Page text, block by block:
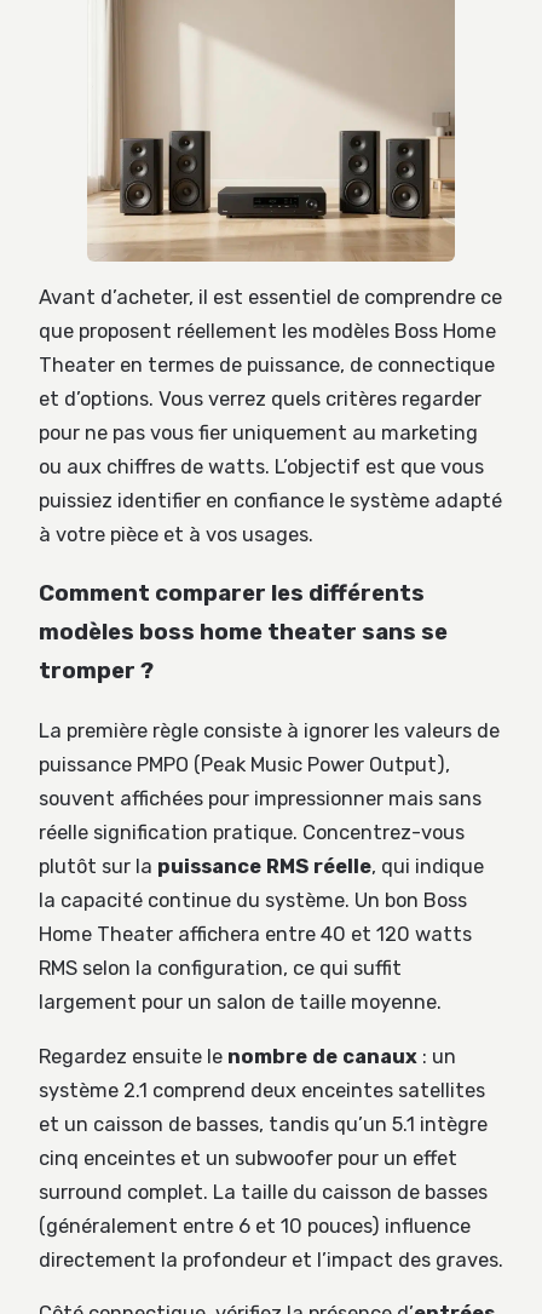
Avant d’acheter, il est essentiel de comprendre ce
que proposent réellement les modèles Boss Home
Theater en termes de puissance, de connectique
et d’options. Vous verrez quels critères regarder
pour ne pas vous fier uniquement au marketing
ou aux chiffres de watts. L’objectif est que vous
puissiez identifier en confiance le système adapté
à votre pièce et à vos usages.
Comment comparer les différents
modèles boss home theater sans se
tromper ?
La première règle consiste à ignorer les valeurs de
puissance PMPO (Peak Music Power Output),
souvent affichées pour impressionner mais sans
réelle signification pratique. Concentrez-vous
plutôt sur la puissance RMS réelle, qui indique
la capacité continue du système. Un bon Boss
Home Theater affichera entre 40 et 120 watts
RMS selon la configuration, ce qui suffit
largement pour un salon de taille moyenne.
Regardez ensuite le nombre de canaux : un
système 2.1 comprend deux enceintes satellites
et un caisson de basses, tandis qu’un 5.1 intègre
cinq enceintes et un subwoofer pour un effet
surround complet. La taille du caisson de basses
(généralement entre 6 et 10 pouces) influence
directement la profondeur et l’impact des graves.